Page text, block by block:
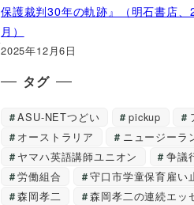
保護裁判30年の軌跡』（明石書店、
月）
2025年12月6日
タグ
ASU-NETつどい pickup
オーストラリア
ニュージーラ
ヤマハ英語講師ユニオン
争議
労働組合
守口市学童保育雇い
森岡孝二
森岡孝二の連続エッ